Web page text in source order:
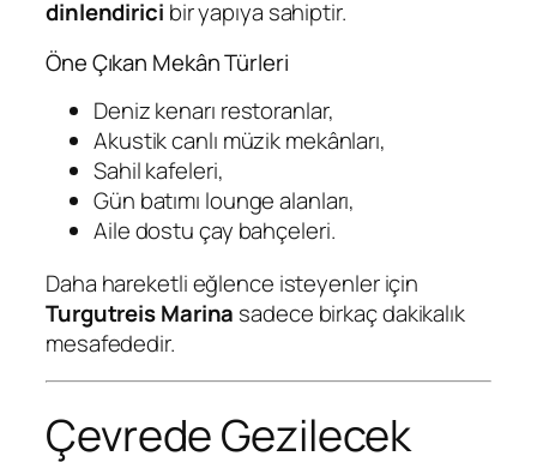
dinlendirici bir yapıya sahiptir.
Öne Çıkan Mekân Türleri
Deniz kenarı restoranlar,
Akustik canlı müzik mekânları,
Sahil kafeleri,
Gün batımı lounge alanları,
Aile dostu çay bahçeleri.
Daha hareketli eğlence isteyenler için
Turgutreis Marina sadece birkaç dakikalık
mesafededir.
Çevrede Gezilecek